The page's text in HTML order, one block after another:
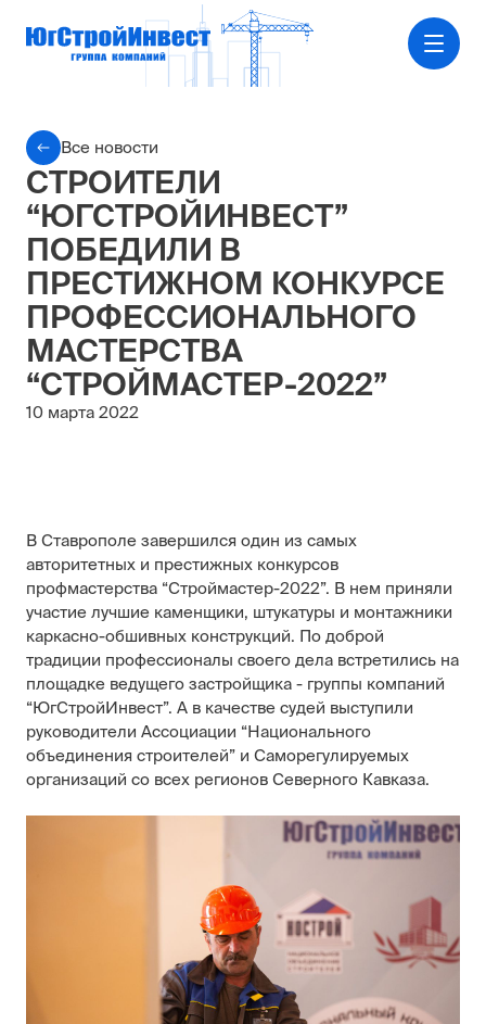
Все новости
СТРОИТЕЛИ
“ЮГСТРОЙИНВЕСТ”
ПОБЕДИЛИ В
ПРЕСТИЖНОМ КОНКУРСЕ
ПРОФЕССИОНАЛЬНОГО
МАСТЕРСТВА
“СТРОЙМАСТЕР-2022”
10 марта 2022
В Ставрополе завершился один из самых
авторитетных и престижных конкурсов
профмастерства “Строймастер-2022”. В нем приняли
участие лучшие каменщики, штукатуры и монтажники
каркасно-обшивных конструкций. По доброй
традиции профессионалы своего дела встретились на
площадке ведущего застройщика - группы компаний
“ЮгСтройИнвест”. А в качестве судей выступили
руководители Ассоциации “Национального
объединения строителей” и Саморегулируемых
организаций со всех регионов Северного Кавказа.